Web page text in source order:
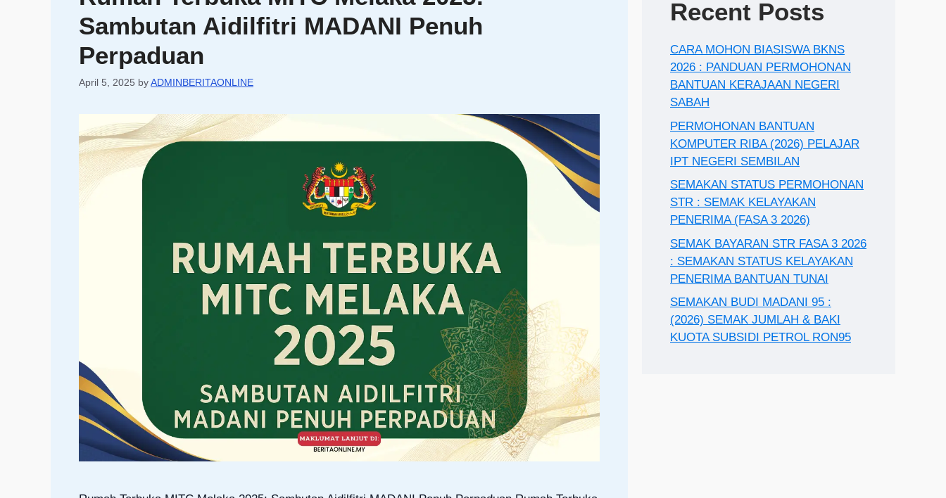
Sambutan Aidilfitri MADANI Penuh
Perpaduan
April 5, 2025 byADMINBERITAONLINE
Recent Posts
CARA MOHON BIASISWA BKNS
2026 : PANDUAN PERMOHONAN
BANTUAN KERAJAAN NEGERI
SABAH
PERMOHONAN BANTUAN
KOMPUTER RIBA (2026) PELAJAR
IPT NEGERI SEMBILAN
SEMAKAN STATUS PERMOHONAN
STR : SEMAK KELAYAKAN
PENERIMA (FASA 3 2026)
SEMAK BAYARAN STR FASA 3 2026
: SEMAKAN STATUS KELAYAKAN
PENERIMA BANTUAN TUNAI
SEMAKAN BUDI MADANI 95 :
(2026) SEMAK JUMLAH & BAKI
KUOTA SUBSIDI PETROL RON95